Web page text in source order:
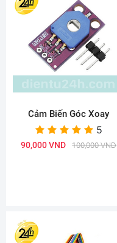
Cảm Biến Góc Xoay
5
90,000 VND 100,000 VND